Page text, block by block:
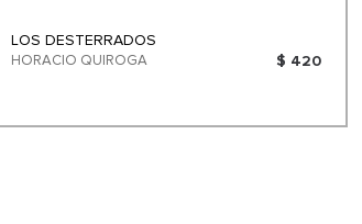
LOS DESTERRADOS
HORACIO QUIROGA $ 420